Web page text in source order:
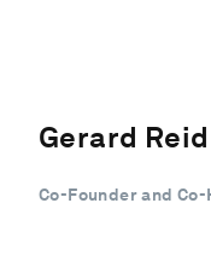
Gerard Reid
Co-Founder and